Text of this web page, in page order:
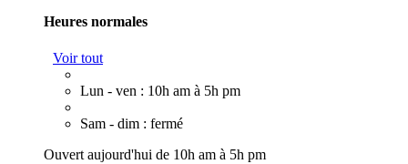
Heures normales
Voir tout
Lun - ven : 10h am à 5h pm
Sam - dim : fermé
Ouvert aujourd'hui de 10h am à 5h pm